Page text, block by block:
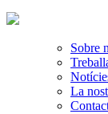
Sobre
La